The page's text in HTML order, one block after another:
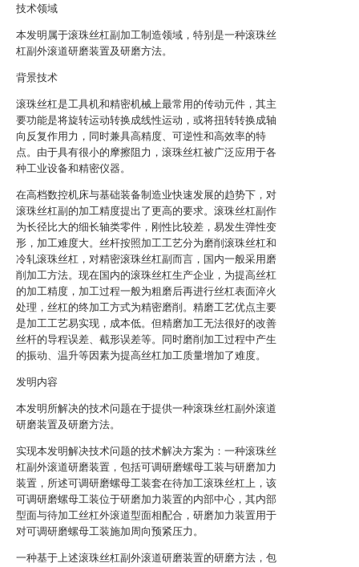
技术领域
本发明属于滚珠丝杠副加工制造领域，特别是一种滚珠丝
杠副外滚道研磨装置及研磨方法。
背景技术
滚珠丝杠是工具机和精密机械上最常用的传动元件，其主
要功能是将旋转运动转换成线性运动，或将扭转转换成轴
向反复作用力，同时兼具高精度、可逆性和高效率的特
点。由于具有很小的摩擦阻力，滚珠丝杠被广泛应用于各
种工业设备和精密仪器。
在高档数控机床与基础装备制造业快速发展的趋势下，对
滚珠丝杠副的加工精度提出了更高的要求。滚珠丝杠副作
为长径比大的细长轴类零件，刚性比较差，易发生弹性变
形，加工难度大。丝杆按照加工工艺分为磨削滚珠丝杠和
冷轧滚珠丝杠，对精密滚珠丝杠副而言，国内一般采用磨
削加工方法。现在国内的滚珠丝杠生产企业，为提高丝杠
的加工精度，加工过程一般为粗磨后再进行丝杠表面淬火
处理，丝杠的终加工方式为精密磨削。精磨工艺优点主要
是加工工艺易实现，成本低。但精磨加工无法很好的改善
丝杆的导程误差、截形误差等。同时磨削加工过程中产生
的振动、温升等因素为提高丝杠加工质量增加了难度。
发明内容
本发明所解决的技术问题在于提供一种滚珠丝杠副外滚道
研磨装置及研磨方法。
实现本发明解决技术问题的技术解决方案为：一种滚珠丝
杠副外滚道研磨装置，包括可调研磨螺母工装与研磨加力
装置，所述可调研磨螺母工装套在待加工滚珠丝杠上，该
可调研磨螺母工装位于研磨加力装置的内部中心，其内部
型面与待加工丝杠外滚道型面相配合，研磨加力装置用于
对可调研磨螺母工装施加周向预紧压力。
一种基于上述滚珠丝杠副外滚道研磨装置的研磨方法，包